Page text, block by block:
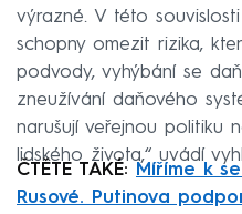
výrazné. V této
schopny omezit rizika,
podvody, vyhýbání se
zneužívání daňového
narušují veřejnou politiku
lidského života,“ uvádí
ČTĚTE TAKÉ:
Míříme k
Rusové. Putinova